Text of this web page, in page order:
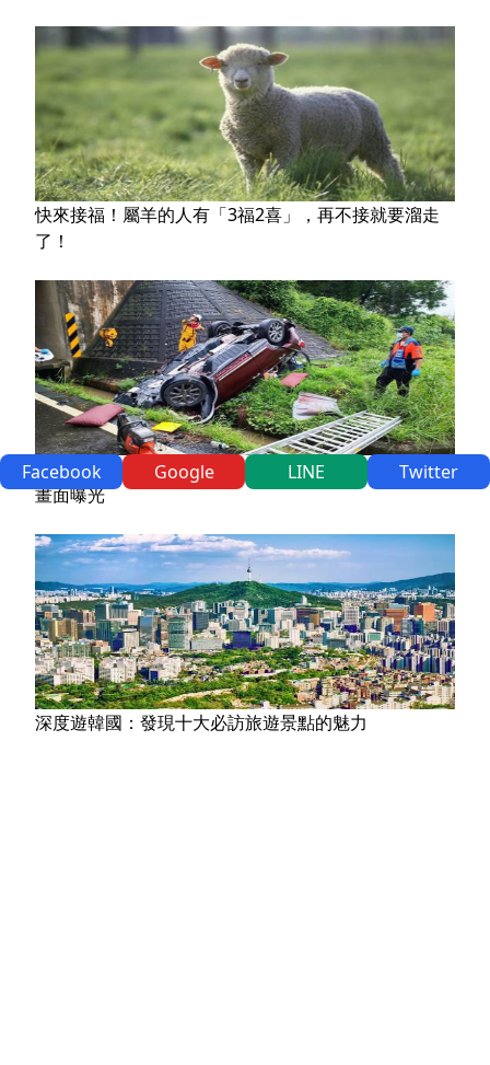
快來接福！屬羊的人有「3福2喜」，再不接就要溜走
了！
凱米瞬間側風？國道休旅車翻落5米邊坡父女受困 驚險
畫面曝光
深度遊韓國：發現十大必訪旅遊景點的魅力
Facebook Google LINE Twitter